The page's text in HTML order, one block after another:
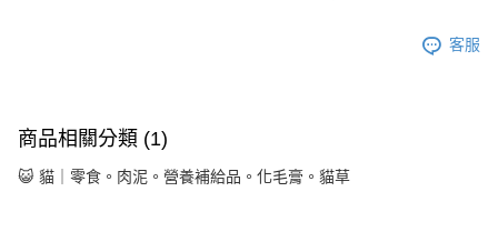
客服
商品相關分類 (1)
😺 貓｜零食。肉泥。營養補給品。化毛膏。貓草